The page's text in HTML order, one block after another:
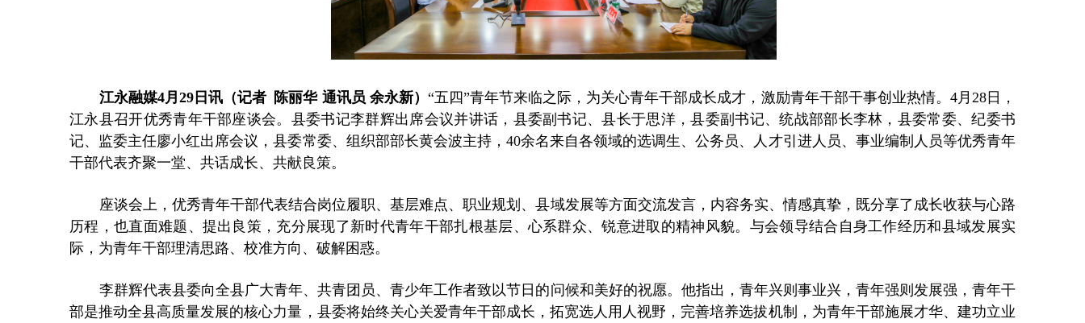
江永融媒4月29日讯（记者 陈丽华 通讯员 余永新） “五四”青年节来临之际，为关心青年干部成长成才，激励青年干部干事创业热情。4月28日，
江永县召开优秀青年干部座谈会。县委书记李群辉出席会议并讲话，县委副书记、县长于思洋，县委副书记、统战部部长李林，县委常委、纪委书
记、监委主任廖小红出席会议，县委常委、组织部部长黄会波主持，40余名来自各领域的选调生、公务员、人才引进人员、事业编制人员等优秀青年
干部代表齐聚一堂、共话成长、共献良策。
座谈会上，优秀青年干部代表结合岗位履职、基层难点、职业规划、县域发展等方面交流发言，内容务实、情感真挚，既分享了成长收获与心路
历程，也直面难题、提出良策，充分展现了新时代青年干部扎根基层、心系群众、锐意进取的精神风貌。与会领导结合自身工作经历和县域发展实
际，为青年干部理清思路、校准方向、破解困惑。
李群辉代表县委向全县广大青年、共青团员、青少年工作者致以节日的问候和美好的祝愿。他指出，青年兴则事业兴，青年强则发展强，青年干
部是推动全县高质量发展的核心力量，县委将始终关心关爱青年干部成长，拓宽选人用人视野，完善培养选拔机制，为青年干部施展才华、建功立业